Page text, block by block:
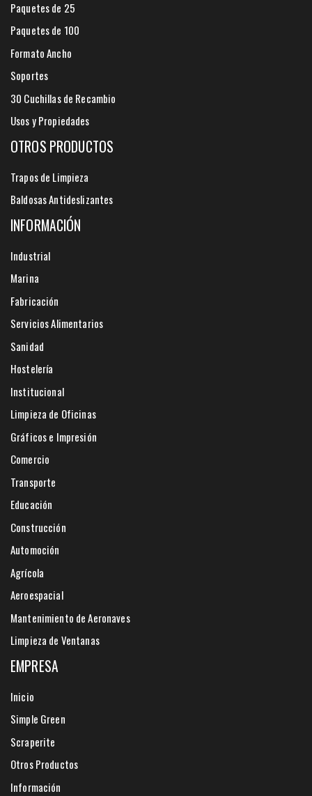
Paquetes de 25
Paquetes de 100
Formato Ancho
Soportes
30 Cuchillas de Recambio
Usos y Propiedades
OTROS PRODUCTOS
Trapos de Limpieza
Baldosas Antideslizantes
INFORMACIÓN
Industrial
Marina
Fabricación
Servicios Alimentarios
Sanidad
Hostelería
Institucional
Limpieza de Oficinas
Gráficos e Impresión
Comercio
Transporte
Educación
Construcción
Automoción
Agrícola
Aeroespacial
Mantenimiento de Aeronaves
Limpieza de Ventanas
EMPRESA
Inicio
Simple Green
Scraperite
Otros Productos
Información